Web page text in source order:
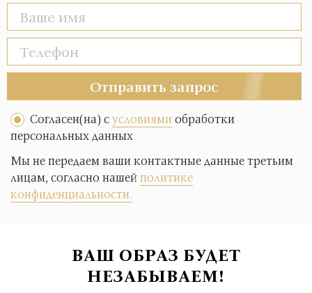
Отправить запрос
Согласен(на) сусловиямиобработки
персональных данных
Мы не передаем ваши контактные данные третьим
лицам, согласно нашейполитике
конфиденциальности.
ВАШ ОБРАЗ БУДЕТ
НЕЗАБЫВАЕМ!